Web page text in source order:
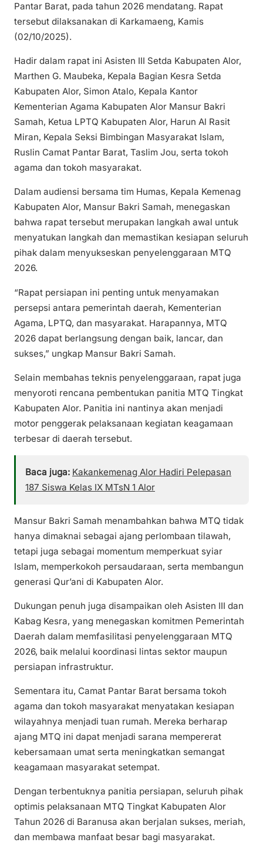
Pantar Barat, pada tahun 2026 mendatang. Rapat
tersebut dilaksanakan di Karkamaeng, Kamis
(02/10/2025).
Hadir dalam rapat ini Asisten III Setda Kabupaten Alor,
Marthen G. Maubeka, Kepala Bagian Kesra Setda
Kabupaten Alor, Simon Atalo, Kepala Kantor
Kementerian Agama Kabupaten Alor Mansur Bakri
Samah, Ketua LPTQ Kabupaten Alor, Harun Al Rasit
Miran, Kepala Seksi Bimbingan Masyarakat Islam,
Ruslin Camat Pantar Barat, Taslim Jou, serta tokoh
agama dan tokoh masyarakat.
Dalam audiensi bersama tim Humas, Kepala Kemenag
Kabupaten Alor, Mansur Bakri Samah, menegaskan
bahwa rapat tersebut merupakan langkah awal untuk
menyatukan langkah dan memastikan kesiapan seluruh
pihak dalam menyukseskan penyelenggaraan MTQ
2026.
“Rapat persiapan ini penting untuk menyamakan
persepsi antara pemerintah daerah, Kementerian
Agama, LPTQ, dan masyarakat. Harapannya, MTQ
2026 dapat berlangsung dengan baik, lancar, dan
sukses,” ungkap Mansur Bakri Samah.
Selain membahas teknis penyelenggaraan, rapat juga
menyoroti rencana pembentukan panitia MTQ Tingkat
Kabupaten Alor. Panitia ini nantinya akan menjadi
motor penggerak pelaksanaan kegiatan keagamaan
terbesar di daerah tersebut.
Baca juga: Kakankemenag Alor Hadiri Pelepasan
187 Siswa Kelas IX MTsN 1 Alor
Mansur Bakri Samah menambahkan bahwa MTQ tidak
hanya dimaknai sebagai ajang perlombaan tilawah,
tetapi juga sebagai momentum memperkuat syiar
Islam, memperkokoh persaudaraan, serta membangun
generasi Qur’ani di Kabupaten Alor.
Dukungan penuh juga disampaikan oleh Asisten III dan
Kabag Kesra, yang menegaskan komitmen Pemerintah
Daerah dalam memfasilitasi penyelenggaraan MTQ
2026, baik melalui koordinasi lintas sektor maupun
persiapan infrastruktur.
Sementara itu, Camat Pantar Barat bersama tokoh
agama dan tokoh masyarakat menyatakan kesiapan
wilayahnya menjadi tuan rumah. Mereka berharap
ajang MTQ ini dapat menjadi sarana mempererat
kebersamaan umat serta meningkatkan semangat
keagamaan masyarakat setempat.
Dengan terbentuknya panitia persiapan, seluruh pihak
optimis pelaksanaan MTQ Tingkat Kabupaten Alor
Tahun 2026 di Baranusa akan berjalan sukses, meriah,
dan membawa manfaat besar bagi masyarakat.